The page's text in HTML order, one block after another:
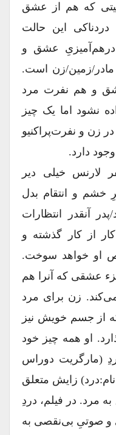
که هم از عشق
این حالت
عشق و
زمین/زن است.
و هم نفرت مرد
نشود اما یک چیز
و نفرت‌پراکنیو
دارد.
لارنس خیلی دیر
و انتقام بدل
آنقدر انتظارات
از کار گذشته و
او خواهد سوخت.
عشقی که آنرا هم
زن برای مرد
از جسم خویش نیز
او همه چیز خود
(مارگریت دوراس
زایش متعلق
در فیلم، دردِ
صوتیِ بی‌نقصی به